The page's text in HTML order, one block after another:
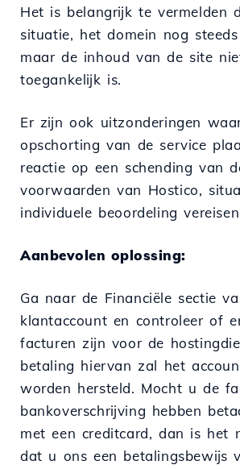
Het is belangrijk te vermelden
situatie, het domein nog
maar de inhoud van de site
toegankelijk is.
Er zijn ook uitzonderingen
opschorting van de service
reactie op een schending van
voorwaarden van Hostico,
individuele beoordeling
Aanbevolen oplossing:
Ga naar de Financiële sectie
klantaccount en controleer of
facturen zijn voor de
betaling hiervan zal het
worden hersteld. Mocht u de
bankoverschrijving hebben
met een creditcard, dan is het
dat u ons een betalingsbewijs